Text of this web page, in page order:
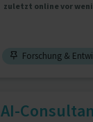
zuletzt online vor
Forschung &
AI-